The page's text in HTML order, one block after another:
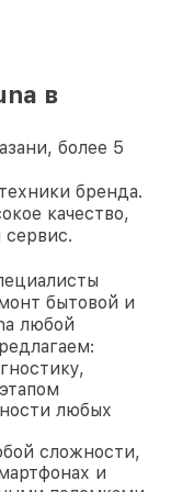
в
более 5
бренда.
качество,
бытовой и
любой
любых
сложности,
и